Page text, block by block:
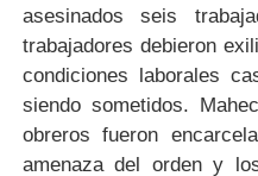
asesinados seis
trabajadores debieron
condiciones laborales
siendo sometidos.
obreros fueron
amenaza del orden y